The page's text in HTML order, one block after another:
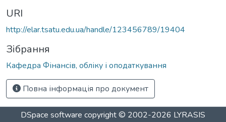
URI
http://elar.tsatu.edu.ua/handle/123456789/19404
Зібрання
Кафедра Фінансів, обліку і оподаткування
Повна інформація про документ
DSpace software copyright © 2002-2026 LYRASIS